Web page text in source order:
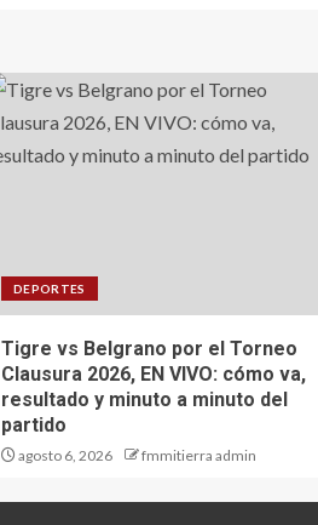
DEPORTES
Tigre vs Belgrano por el Torneo
Clausura 2026, EN VIVO: cómo va,
resultado y minuto a minuto del
partido
agosto 6, 2026 fmmitierra admin